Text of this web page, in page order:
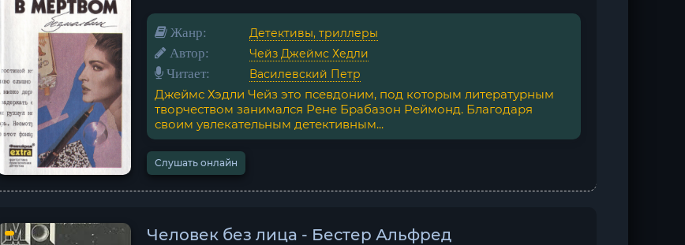
Жанр: Детективы, триллеры
Автор: Чейз Джеймс Хедли
Читает: Василевский Петр
Джеймс Хэдли Чейз это псевдоним, под которым литературным
творчеством занимался Рене Брабазон Реймонд. Благодаря
своим увлекательным детективным...
Слушать онлайн
Человек без лица - Бестер Альфред